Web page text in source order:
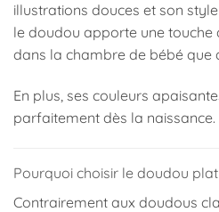
illustrations douces et son
le doudou apporte une touche
dans la chambre de bébé que
En plus, ses couleurs
parfaitement dès la naissance.
Pourquoi choisir le doudou
Contrairement aux doudous